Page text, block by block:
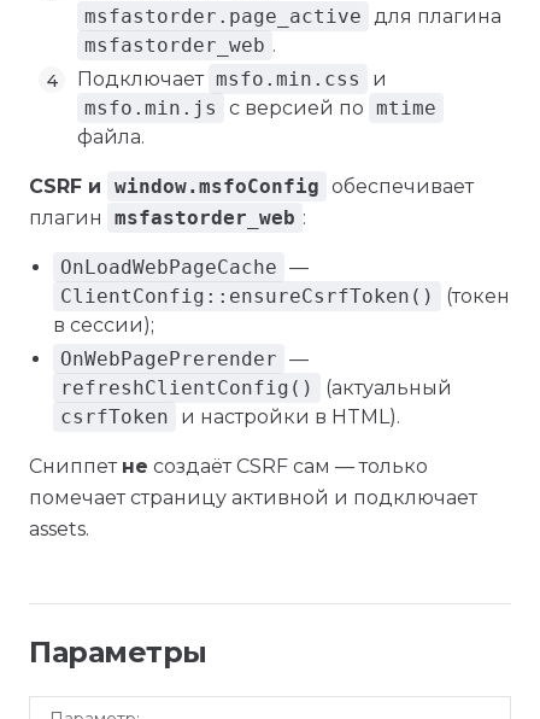
msfastorder.page_active для плагина
msfastorder_web .
Подключает msfo.min.css
и
msfo.min.js
с версией по mtime
файла.
CSRF и window.msfoConfig обеспечивает
плагин
msfastorder_web :
OnLoadWebPageCache —
ClientConfig::ensureCsrfToken()
(токен
в сессии);
OnWebPagePrerender —
refreshClientConfig()
(актуальный
csrfToken
и настройки в HTML).
Сниппет не создаёт CSRF сам — только
помечает страницу активной и подключает
assets.
Параметры